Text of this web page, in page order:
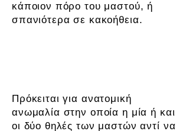
κάποιον πόρο του μαστού, ή
σπανιότερα σε κακοήθεια.
Πρόκειται για ανατομική
ανωμαλία στην οποία η μία ή και
οι δύο θηλές των μαστών αντί να